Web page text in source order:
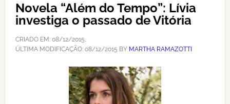
Novela “Além do Tempo”: Lívia
investiga o passado de Vitória
CRIADO EM: 08/12/2015,
ÚLTIMA MODIFICAÇÃO: 08/12/2015 BY MARTHA RAMAZOTTI